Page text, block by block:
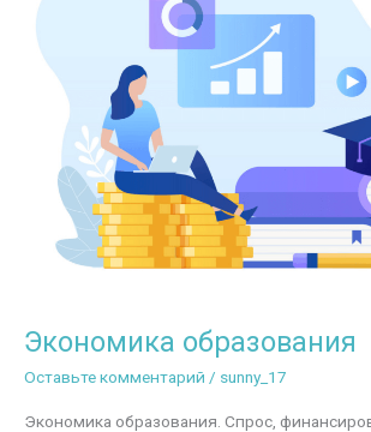
социально-
экономического
развития
регионов
Российской
Федерации
Экономика образования
Оставьте комментарий / sunny_17
Экономика образования. Спрос,